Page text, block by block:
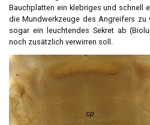
Bauchplatten ein klebriges und schnell
die Mundwerkzeuge des Angreifers zu
sogar ein leuchtendes Sekret ab
noch zusätzlich verwirren soll.